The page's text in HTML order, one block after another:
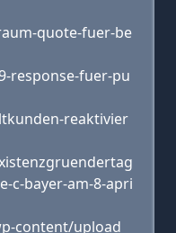
quote-fuer-be
response-fuer-pu
reaktivier
c-bayer-am-8-apri
content/upload